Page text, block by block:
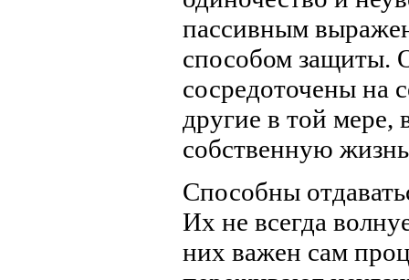
пассивным
способом защиты.
сосредоточены на
другие в той мере,
собственную
Способны
Их не всегда
них важен сам